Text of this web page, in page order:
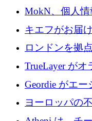
TrueLayer が
を奪還
MokN、個人
の成長のため
調達
キエフがお届
イナで最も急
ように拡大し
ロンドンを拠
5,000 万ドルの
TrueLayer が
収、チェック
Geordie がエ
ガバナンスを
ヨーロッパの
目を向けてい